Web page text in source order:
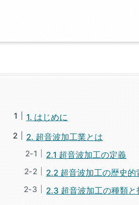
1. はじめに
2. 超音波加工業とは
2.1 超音波加工の定義
2.2 超音波加工の歴史的
2.3 超音波加工の種類と